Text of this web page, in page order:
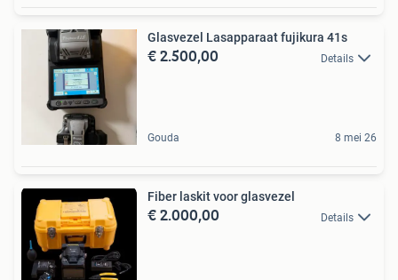
Glasvezel Lasapparaat fujikura 41s
€ 2.500,00 Details
Gouda 8 mei 26
Fiber laskit voor glasvezel
€ 2.000,00 Details